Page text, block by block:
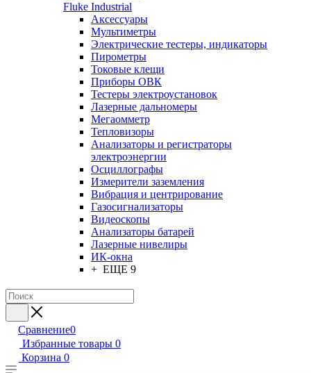
Fluke Industrial
Аксессуары
Мультиметры
Электрические тестеры, индикаторы
Пирометры
Токовые клещи
Приборы ОВК
Тестеры электроустановок
Лазерные дальномеры
Мегаомметр
Тепловизоры
Анализаторы и регистраторы
электроэнергии
Осциллографы
Измерители заземления
Вибрация и центрирование
Газосигнализаторы
Видеоскопы
Анализаторы батарей
Лазерные нивелиры
ИК-окна
+ ЕЩЕ 9
Сравнение0
Избранные товары 0
Корзина 0